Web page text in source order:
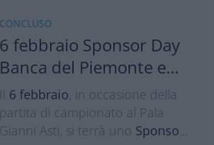
CONCLUSO
6 febbraio Sponsor Day
Banca del Piemonte e
Reale Mutua Basket
Torino
Il 6 febbraio , in occasione della
partita di campionato al Pala
Gianni Asti, si terrà uno Sponsor